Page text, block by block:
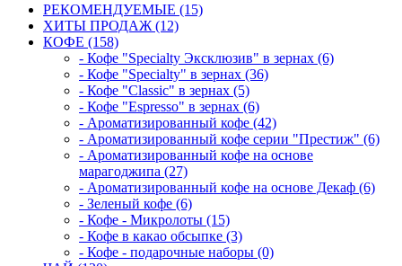
РЕКОМЕНДУЕМЫЕ (15)
ХИТЫ ПРОДАЖ (12)
КОФЕ (158)
- Кофе "Specialty Эксклюзив" в зернах (6)
- Кофе "Specialty" в зернах (36)
- Кофе "Classic" в зернах (5)
- Кофе "Espresso" в зернах (6)
- Ароматизированный кофе (42)
- Ароматизированный кофе серии "Престиж" (6)
- Ароматизированный кофе на основе
марагоджипа (27)
- Ароматизированный кофе на основе Декаф (6)
- Зеленый кофе (6)
- Кофе - Микролоты (15)
- Кофе в какао обсыпке (3)
- Кофе - подарочные наборы (0)